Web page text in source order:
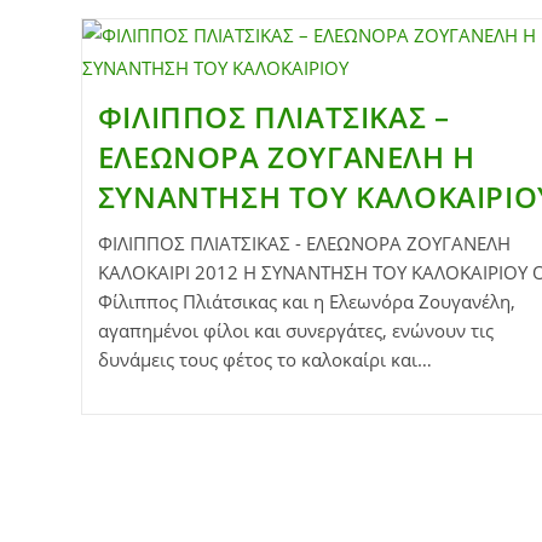
ΦΙΛΙΠΠΟΣ ΠΛΙΑΤΣΙΚΑΣ –
ΕΛΕΩΝΟΡΑ ΖΟΥΓΑΝΕΛΗ Η
ΣΥΝΑΝΤΗΣΗ ΤΟΥ
ΦΙΛΙΠΠΟΣ ΠΛΙΑΤΣΙΚΑΣ - ΕΛΕΩΝΟΡΑ ΖΟΥΓΑΝΕΛΗ
ΚΑΛΟΚΑΙΡΙ 2012 Η ΣΥΝΑΝΤΗΣΗ ΤΟΥ ΚΑΛΟΚΑΙΡΙΟΥ
Φίλιππος Πλιάτσικας και η Ελεωνόρα Ζουγανέλη,
αγαπημένοι φίλοι και συνεργάτες, ενώνουν τις
δυνάμεις τους φέτος το καλοκαίρι και…